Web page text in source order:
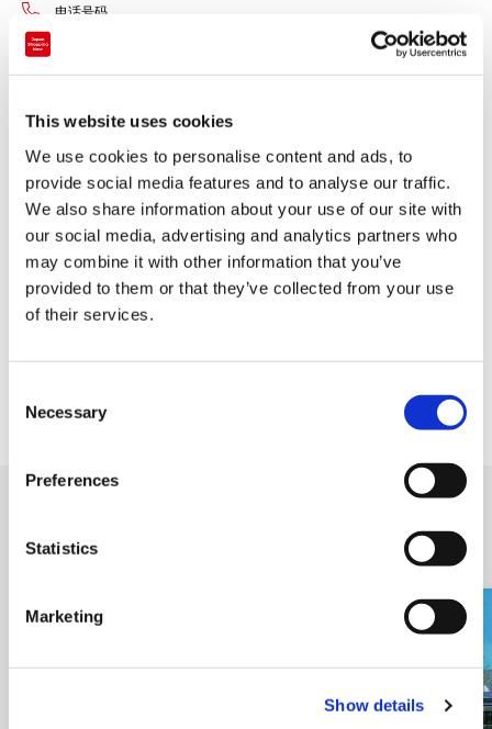
This website uses cookies
We use cookies to personalise content and ads, to
provide social media features and to analyse our traffic.
We also share information about your use of our site with
our social media, advertising and analytics partners who
may combine it with other information that you’ve
provided to them or that they’ve collected from your use
of their services.
Necessary
Preferences
Statistics
Marketing
Show details
电话号码
店铺种类
附近的店铺